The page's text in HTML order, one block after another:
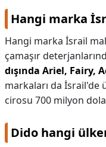
Hangi marka
Hangi marka İsrail
çamaşır
dışında Ariel, Fairy,
markaları da İsrail'de
cirosu 700 milyon
Dido hangi